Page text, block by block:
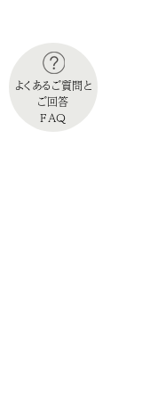
よくあるご質問と
ご回答
FAQ